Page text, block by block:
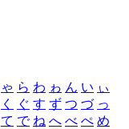
ゃ ら わ ゎ ん い ぃ
く ぐ す ず つ づ っ
て で ね へ べ ぺ め